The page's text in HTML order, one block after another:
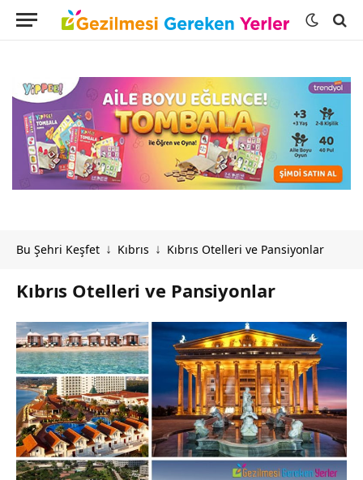
Bu Şehri Keşfet ↓ Kıbrıs ↓ Kıbrıs Otelleri ve Pansiyonlar
Kıbrıs Otelleri ve Pansiyonlar